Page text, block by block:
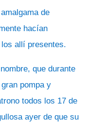
de
hacían
allí presentes.
que durante
pompa y
todos los 17 de
ayer de que su